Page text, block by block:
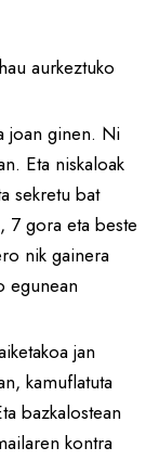
aurkeztuko
joan ginen. Ni
Eta niskaloak
sekretu bat
7 gora eta beste
nik gainera
egunean
jan
kamuflatuta
bazkalostean
kontra